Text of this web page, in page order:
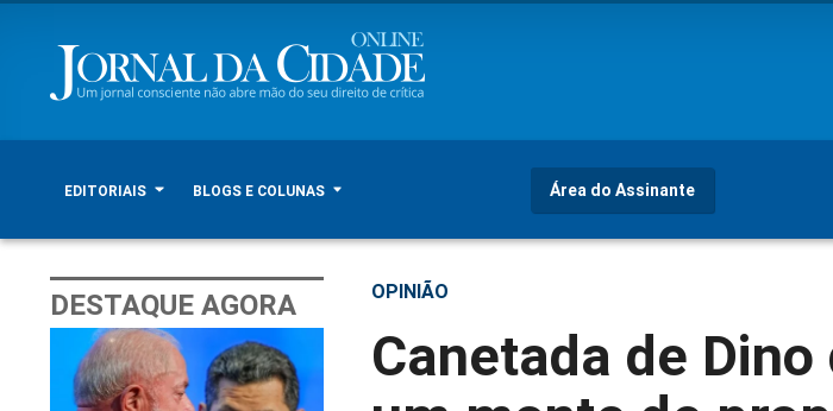
EDITORIAIS BLOGS E COLUNAS Área do Assinante
DESTAQUE AGORA OPINIÃO
Canetada de